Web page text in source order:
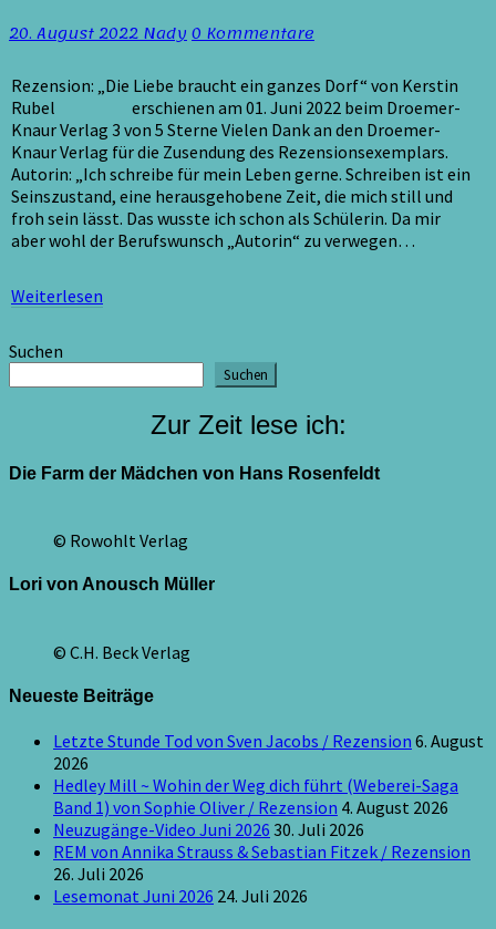
Liebe
ein
ganzes
Dorf
/
Rezension
20. August 2022NadyKommentare
0 Kommentare
Rezension: „Die Liebe braucht ein ganzes Dorf“ von Kerstin
Rubel erschienen am 01. Juni 2022 beim Droemer-
Knaur Verlag 3 von 5 Sterne Vielen Dank an den Droemer-
Knaur Verlag für die Zusendung des Rezensionsexemplars.
Autorin: „Ich schreibe für mein Leben gerne. Schreiben ist ein
Seinszustand, eine herausgehobene Zeit, die mich still und
froh sein lässt. Das wusste ich schon als Schülerin. Da mir
aber wohl der Berufswunsch „Autorin“ zu verwegen…
Weiterlesen
Suchen
Suchen
Zur Zeit lese ich:
Die Farm der Mädchen von Hans Rosenfeldt
© Rowohlt Verlag
Lori von Anousch Müller
© C.H. Beck Verlag
Neueste Beiträge
Letzte Stunde Tod von Sven Jacobs / Rezension 6. August
2026
Hedley Mill ~ Wohin der Weg dich führt (Weberei-Saga
Band 1) von Sophie Oliver / Rezension 4. August 2026
Neuzugänge-Video Juni 2026 30. Juli 2026
REM von Annika Strauss & Sebastian Fitzek / Rezension
26. Juli 2026
Lesemonat Juni 2026 24. Juli 2026